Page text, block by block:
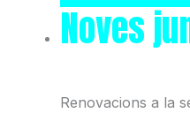
Noves
Renovacions a la